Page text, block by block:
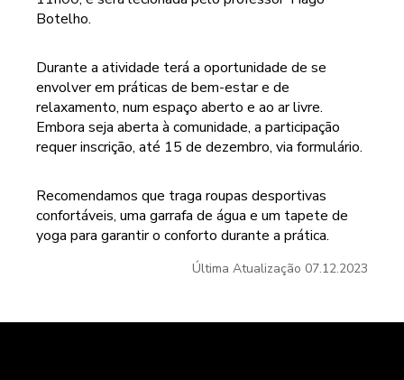
Botelho.
Durante a atividade terá a oportunidade de se
envolver em práticas de bem-estar e de
relaxamento, num espaço aberto e ao ar livre.
Embora seja aberta à comunidade, a participação
requer inscrição, até 15 de dezembro, via formulário.
Recomendamos que traga roupas desportivas
confortáveis, uma garrafa de água e um tapete de
yoga para garantir o conforto durante a prática.
Última Atualização 07.12.2023